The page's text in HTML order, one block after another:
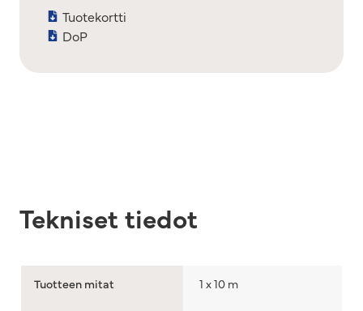
Tuotekortti
DoP
Tekniset tiedot
Tuotteen mitat 1 x 10 m